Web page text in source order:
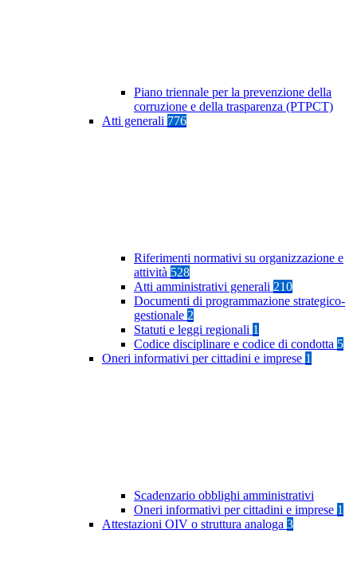
Piano triennale per la prevenzione della
corruzione e della trasparenza (PTPCT)
Atti generali 776
Riferimenti normativi su organizzazione e
attività 528
Atti amministrativi generali 210
Documenti di programmazione strategico-
gestionale 2
Statuti e leggi regionali 1
Codice disciplinare e codice di condotta 5
Oneri informativi per cittadini e imprese 1
Scadenzario obblighi amministrativi
Oneri informativi per cittadini e imprese 1
Attestazioni OIV o struttura analoga 3